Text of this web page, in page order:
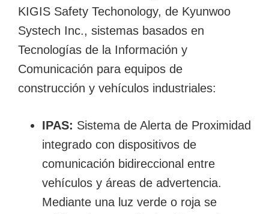
KIGIS Safety Techonology, de Kyunwoo
Systech Inc., sistemas basados en
Tecnologías de la Información y
Comunicación para equipos de
construcción y vehículos industriales:
IPAS: Sistema de Alerta de Proximidad
integrado con dispositivos de
comunicación bidireccional entre
vehículos y áreas de advertencia.
Mediante una luz verde o roja se